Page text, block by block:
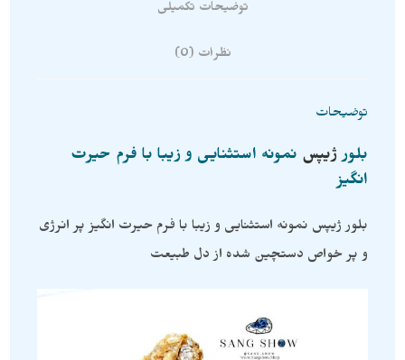
توضیحات تکمیلی
نظرات (0)
توضیحات
بلورژیپس نمونه استثنایی و زیبا با فرم حیرت
انگیز
بلور ژیپس نمونه استثنایی و زیبا با فرم حیرت انگیز پر انرژی
و پر خواص دستچین شده از دل طبیعت